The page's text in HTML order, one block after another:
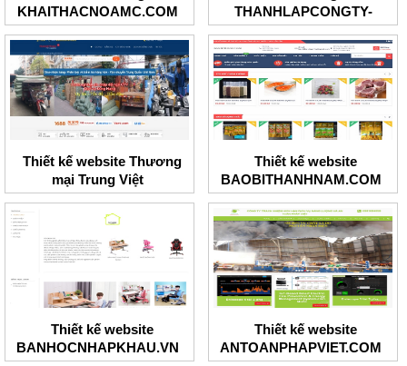
KHAITHACNOAMC.COM
THANHLAPCONGTY-
BRT.COM
Thiết kế website Thương
mại Trung Việt
Thiết kế website
BAOBITHANHNAM.COM
Thiết kế website
BANHOCNHAPKHAU.VN
Thiết kế website
ANTOANPHAPVIET.COM